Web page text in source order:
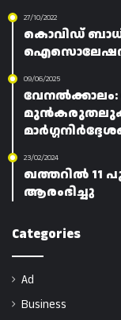
27/10/2022
കൊവിഡ്‌
09/06/2025
23/02/2024
ഖത്തറിൽ 11
ആരംഭിച്ചു
Categories
Ad
Business